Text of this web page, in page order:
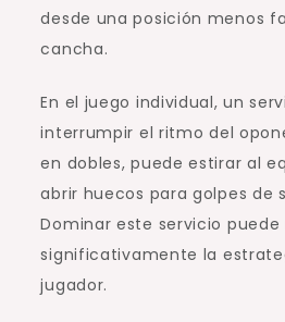
desde una posición menos
cancha.
En el juego individual, un
interrumpir el ritmo del
en dobles, puede estirar al
abrir huecos para golpes de
Dominar este servicio puede
significativamente la
jugador.